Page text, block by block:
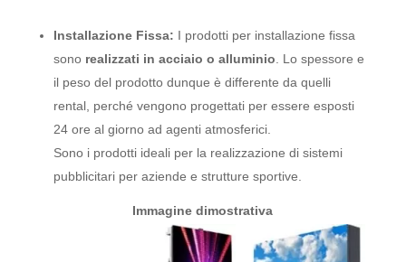
Installazione Fissa: I prodotti per installazione fissa
sonorealizzati in acciaio o alluminio. Lo spessore e
il peso del prodotto dunque è differente da quelli
rental, perché vengono progettati per essere esposti
24 ore al giorno ad agenti atmosferici.
Sono i prodotti ideali per la realizzazione di sistemi
pubblicitari per aziende e strutture sportive.
Immagine dimostrativa